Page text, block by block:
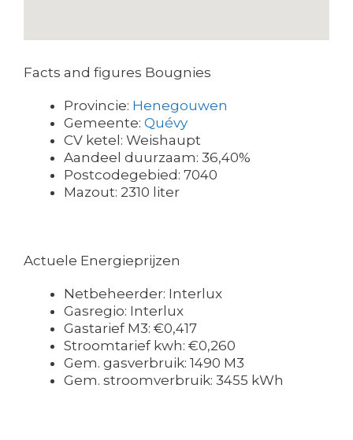
Facts and figures Bougnies
Provincie: Henegouwen
Gemeente: Quévy
CV ketel: Weishaupt
Aandeel duurzaam: 36,40%
Postcodegebied: 7040
Mazout: 2310 liter
Actuele Energieprijzen
Netbeheerder: Interlux
Gasregio: Interlux
Gastarief M3: €0,417
Stroomtarief kwh: €0,260
Gem. gasverbruik: 1490 M3
Gem. stroomverbruik: 3455 kWh